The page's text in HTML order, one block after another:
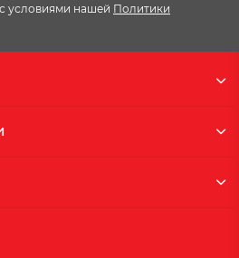
условиями нашей Политики